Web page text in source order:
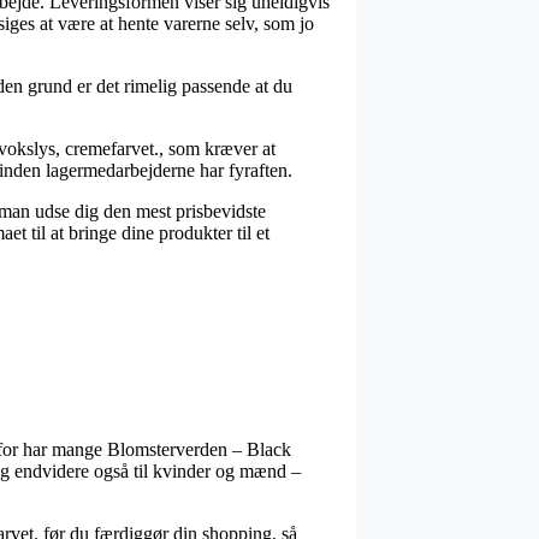
at være at hente varerne selv, som jo
grund er det rimelig passende at du
cremefarvet., som kræver at
lagermedarbejderne har fyraften.
udse dig den mest prisbevidste
til at bringe dine produkter til et
har mange Blomsterverden – Black
endvidere også til kvinder og mænd –
før du færdiggør din shopping, så